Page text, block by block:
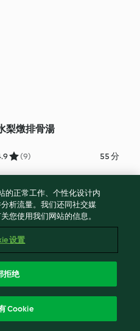
梨燉排骨湯
(9) 55 分
鮮羅宋湯
的正常工作、个性化设计内
析流量。我们还同社交媒
您使用我们网站的信息。
设置
拒绝
Cookie